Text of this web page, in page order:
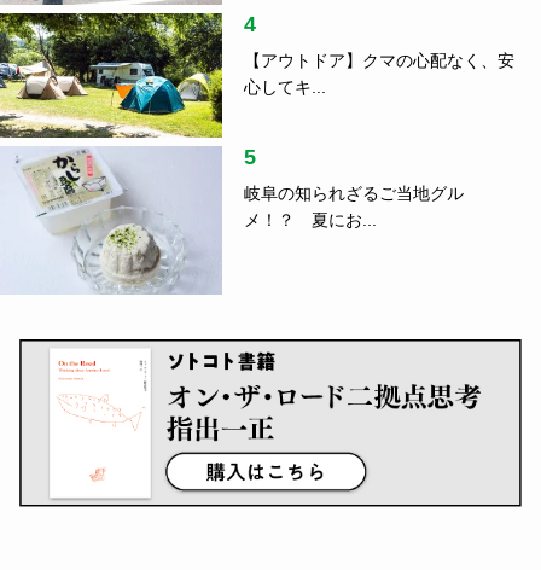
4
【アウトドア】クマの心配なく、安
心してキ...
5
岐阜の知られざるご当地グル
メ！？ 夏にお...